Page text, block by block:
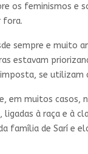
os feminismos e
fora.
sempre e muito
estavam
se
em muitos
à raça e à
família de Sarí e